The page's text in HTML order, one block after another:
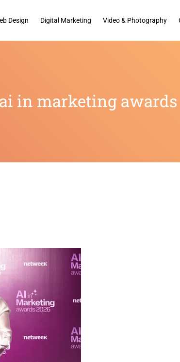
Design
Digital Marketing Video & Photography
ai in marketing awards